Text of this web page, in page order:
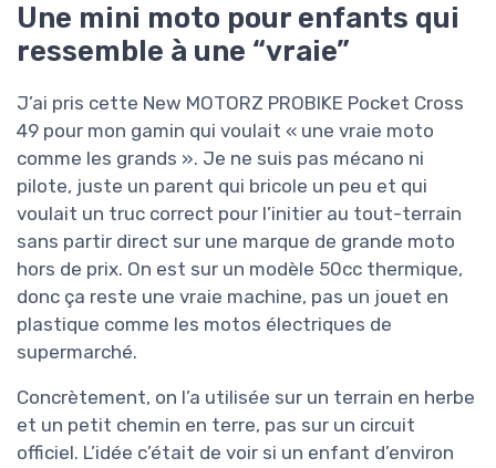
Une mini moto pour enfants qui
ressemble à une “vraie”
J’ai pris cette New MOTORZ PROBIKE Pocket Cross
49 pour mon gamin qui voulait « une vraie moto
comme les grands ». Je ne suis pas mécano ni
pilote, juste un parent qui bricole un peu et qui
voulait un truc correct pour l’initier au tout-terrain
sans partir direct sur une marque de grande moto
hors de prix. On est sur un modèle 50cc thermique,
donc ça reste une vraie machine, pas un jouet en
plastique comme les motos électriques de
supermarché.
Concrètement, on l’a utilisée sur un terrain en herbe
et un petit chemin en terre, pas sur un circuit
officiel. L’idée c’était de voir si un enfant d’environ